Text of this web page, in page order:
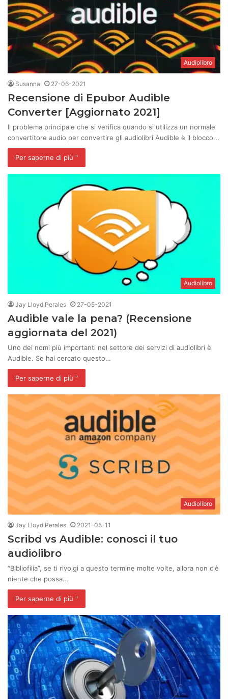
Audiolibro
Susanna 27-06-2021
Recensione di Epubor Audible
Converter [Aggiornato 2021]
Il problema principale che si verifica quando si utilizza un normale
convertitore audio per convertire gli audiolibri Audible è il blocco...
Per saperne di più "
Audiolibro
Jay Lloyd Perales 27-05-2021
Audible vale la pena? (Recensione
aggiornata del 2021)
Uno dei nomi più importanti nel settore dei servizi di audiolibri è
Audible. Se hai cercato questo…
Per saperne di più "
Audiolibro
Jay Lloyd Perales 2021-05-11
Scribd vs Audible: conosci il tuo
audiolibro
“Bibliofilia”, se ti rivolgi a questo termine molte volte, allora non c'è
niente che possa...
Per saperne di più "